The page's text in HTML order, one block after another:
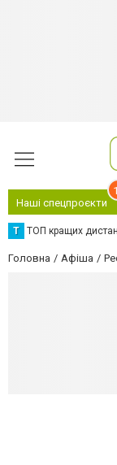
Наші спецпроєкти
Т ТОП кращих
Головна Афіша